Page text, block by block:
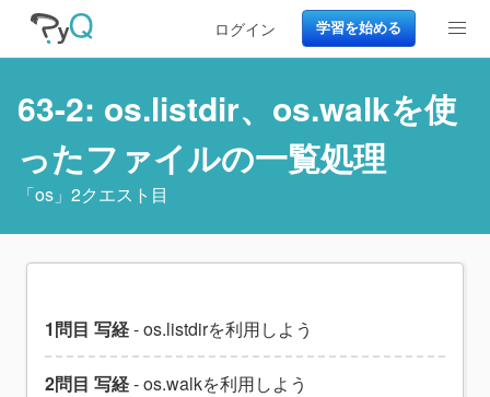
ログイン 学習を始める
63-2: os.listdir、os.walkを使
ったファイルの一覧処理
「os 」2クエスト目
1問目 写経- os.listdirを利用しよう
2問目 写経- os.walkを利用しよう